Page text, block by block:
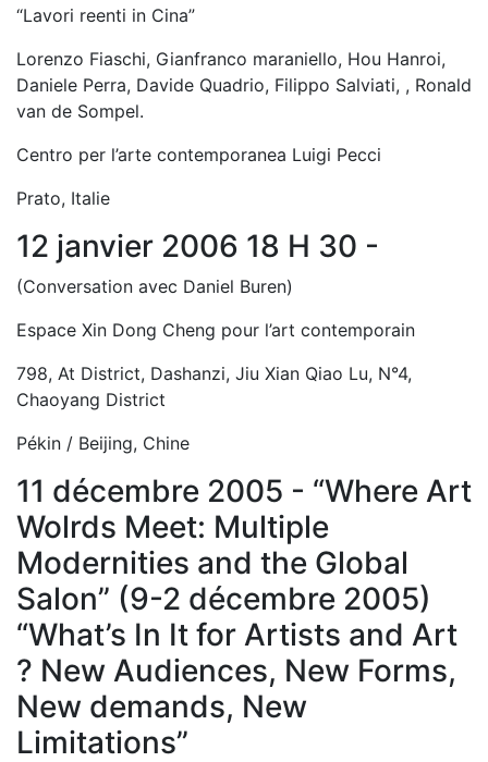
“Lavori reenti in Cina”
Lorenzo Fiaschi, Gianfranco maraniello, Hou Hanroi,
Daniele Perra, Davide Quadrio, Filippo Salviati, , Ronald
van de Sompel.
Centro per l’arte contemporanea Luigi Pecci
Prato, Italie
12 janvier 2006 18 H 30 -
(Conversation avec Daniel Buren)
Espace Xin Dong Cheng pour l’art contemporain
798, At District, Dashanzi, Jiu Xian Qiao Lu, N°4,
Chaoyang District
Pékin / Beijing, Chine
11 décembre 2005 - “Where Art
Wolrds Meet: Multiple
Modernities and the Global
Salon” (9-2 décembre 2005)
“What’s In It for Artists and Art
? New Audiences, New Forms,
New demands, New
Limitations”